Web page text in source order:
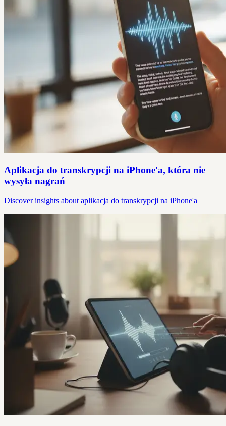
Aplikacja do transkrypcji na iPhone'a, która nie
wysyła nagrań
Discover insights about aplikacja do transkrypcji na iPhone'a